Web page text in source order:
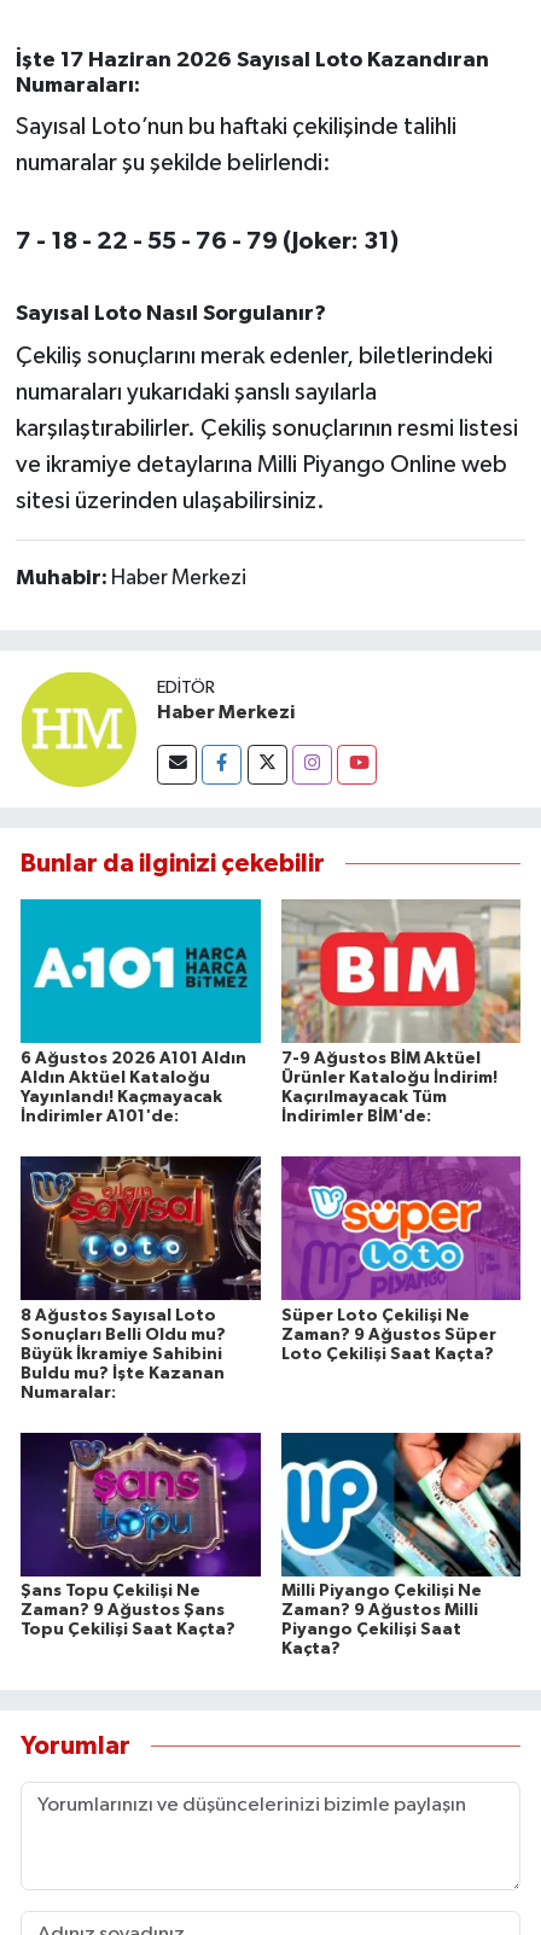
İşte 17 Haziran 2026 Sayısal Loto Kazandıran
Numaraları:
Sayısal Loto’nun bu haftaki çekilişinde talihli
numaralar şu şekilde belirlendi:
7 - 18 - 22 - 55 - 76 - 79 (Joker: 31)
Sayısal Loto Nasıl Sorgulanır?
Çekiliş sonuçlarını merak edenler, biletlerindeki
numaraları yukarıdaki şanslı sayılarla
karşılaştırabilirler. Çekiliş sonuçlarının resmi listesi
ve ikramiye detaylarına Milli Piyango Online web
sitesi üzerinden ulaşabilirsiniz.
Muhabir: Haber Merkezi
EDITÖR
Haber Merkezi
Bunlar da ilginizi çekebilir
6 Ağustos 2026 A101 Aldın
Aldın Aktüel Kataloğu
Yayınlandı! Kaçmayacak
İndirimler A101'de:
7-9 Ağustos BİM Aktüel
Ürünler Kataloğu İndirim!
Kaçırılmayacak Tüm
İndirimler BİM'de:
8 Ağustos Sayısal Loto
Sonuçları Belli Oldu mu?
Büyük İkramiye Sahibini
Buldu mu? İşte Kazanan
Numaralar:
Süper Loto Çekilişi Ne
Zaman? 9 Ağustos Süper
Loto Çekilişi Saat Kaçta?
Şans Topu Çekilişi Ne
Zaman? 9 Ağustos Şans
Topu Çekilişi Saat Kaçta?
Milli Piyango Çekilişi Ne
Zaman? 9 Ağustos Milli
Piyango Çekilişi Saat
Kaçta?
Yorumlar
MAGAZİN
MANŞET
OTOMOTİV
Resmi İlanlar
SAĞLIK
Savaştepe
SEYAHAT
Sındırgı
SPOR
Susurluk
Trend
TÜRKİYE
VİZYONDAKİLER
YAŞAM